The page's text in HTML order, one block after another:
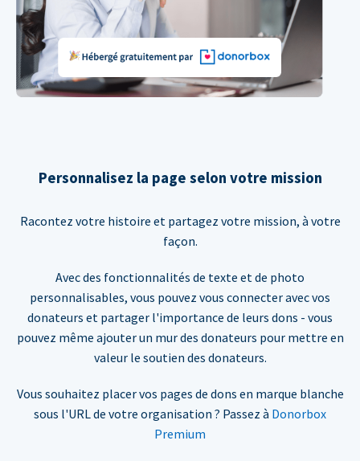
Personnalisez la page selon votre mission
Racontez votre histoire et partagez votre mission, à votre
façon.
Avec des fonctionnalités de texte et de photo
personnalisables, vous pouvez vous connecter avec vos
donateurs et partager l'importance de leurs dons - vous
pouvez même ajouter un mur des donateurs pour mettre en
valeur le soutien des donateurs.
Vous souhaitez placer vos pages de dons en marque blanche
sous l'URL de votre organisation ? Passez à Donorbox
Premium